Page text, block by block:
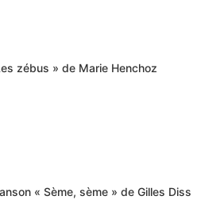
zébus » de Marie Henchoz
« Sème, sème » de Gilles Diss